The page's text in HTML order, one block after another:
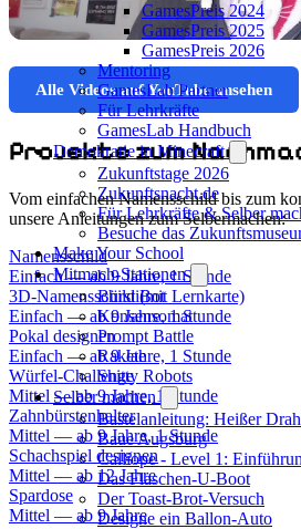
GamesPreis 2024
GamesPreis 2025
GamesPreis 2026
Mentoring
GamesLab Partner
Für Lehrkräfte
GamesLab Handbuch
Demokratie in Minecraft
Zukunftstage 2026
Zukunftsnacht.de
Für Lehrkräfte & Selber
Besuche das
Make Your School
Mitmach-Stationen
BürstiBot
Konsensomat
Prompt Battle
Rakete
Shitty Robots
Selber machen
Bastelanleitung: Heißer
Baue Augsburg
Calliope - Level 1:
Das Flaschen-U-Boot
Der Toast-Brot-Versuch
Designe ein Ballon-Auto
Alle Videos auf YouTube ansehen
Projekte zum
Vom einfachen Namensschild bis zum
unsere Anleitungen zum Selbermachen:
Namensschild
Einfach — ab 9 Jahre, 1 Stunde
3D-Namensschild (mit Lernkarte)
Einfach — ab 9 Jahre, 1 Stunde
Pokal designen
Einfach — ab 9 Jahre, 1 Stunde
Würfel-Challenge
Mittel — ab 9 Jahre, 1 Stunde
Zahnbürstenhalter
Mittel — ab 9 Jahre, 1 Stunde
Schachspiel designen
Mittel — ab 12 Jahre
Spardose
Mittel — ab 9 Jahre